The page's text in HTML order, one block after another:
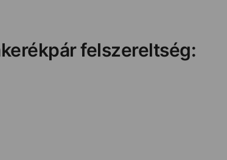
felszereltség: